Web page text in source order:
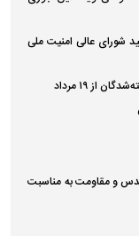
شورای عالی امنیت ملی
از ۱۹ مرداد
و مقاومت به مناسبت